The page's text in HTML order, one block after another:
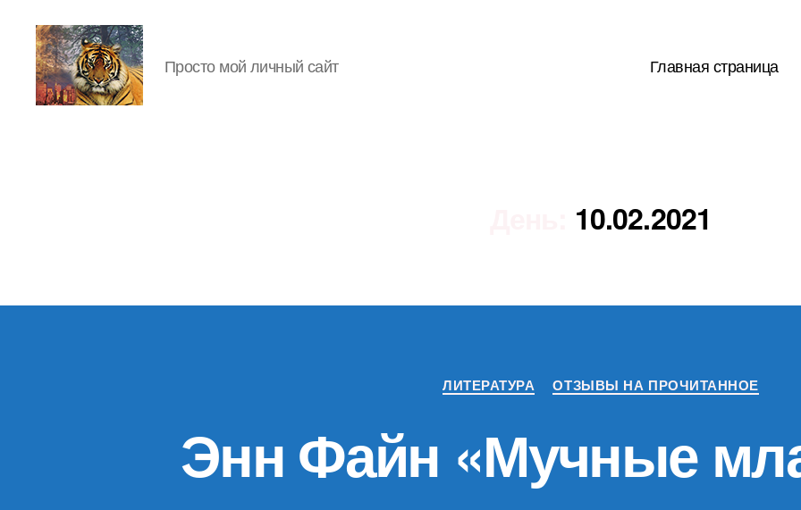
Просто мой личный сайт Главная страница
10.02.2021
Рубрики
ЛИТЕРАТУРА ОТЗЫВЫ НА ПРОЧИТАННОЕ
Энн Файн «Мучные